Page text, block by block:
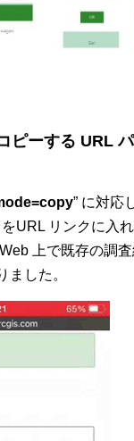
ピーする URL
” に対応
URL リンクに入
上で既存の調
ました。